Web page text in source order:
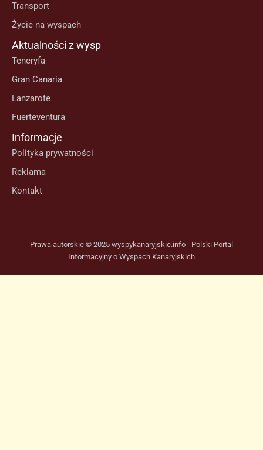
Transport
Życie na wyspach
Aktualności z wysp
Teneryfa
Gran Canaria
Lanzarote
Fuerteventura
Informacje
Polityka prywatności
Reklama
Kontakt
Prawa autorskie © 2025 wyspykanaryjskie.info - Polski Portal
Informacyjny o Wyspach Kanaryjskich